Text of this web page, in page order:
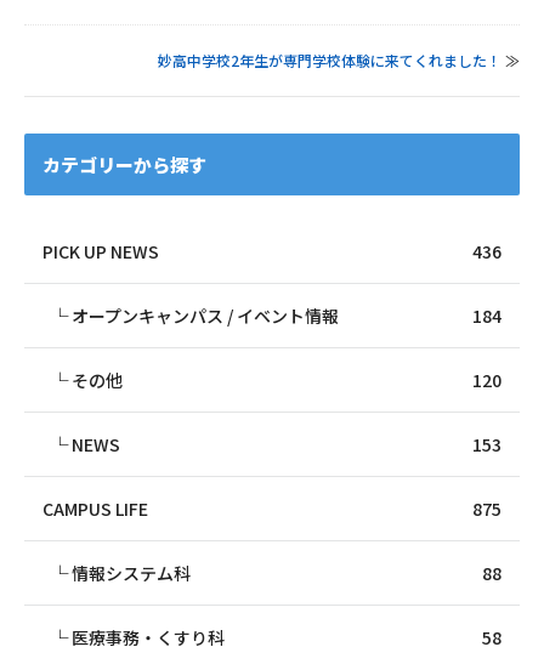
妙高中学校2年生が専門学校体験に来てくれました！ ≫
カテゴリーから探す
PICK UP NEWS 436
オープンキャンパス / イベント情報 184
その他 120
NEWS 153
CAMPUS LIFE 875
情報システム科 88
医療事務・くすり科 58